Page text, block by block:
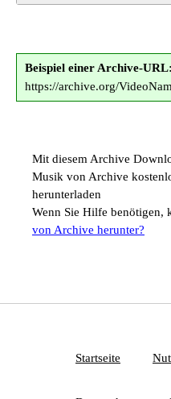
Beispiel einer Archive-URL:
https://archive.org/
Mit diesem Archive
Musik von Archive
herunterladen
Wenn Sie Hilfe benötigen,
von Archive herunter?
Startseite